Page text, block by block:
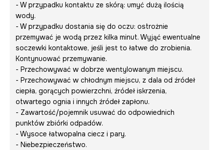
- W przypadku kontaktu ze skórą: umyć dużą ilością
wody.
- W przypadku dostania się do oczu: ostrożnie
przemywać je wodą przez kilka minut. Wyjąć ewentualne
soczewki kontaktowe, jeśli jest to łatwe do zrobienia.
Kontynuować przemywanie.
- Przechowywać w dobrze wentylowanym miejscu.
- Przechowywać w chłodnym miejscu, z dala od źródeł
ciepła, gorących powierzchni, źródeł iskrzenia,
otwartego ognia i innych źródeł zapłonu.
- Zawartość/pojemnik usuwać do odpowiednich
punktów zbiórki odpadów.
- Wysoce łatwopalna ciecz i pary.
- Niebezpieczeństwo.